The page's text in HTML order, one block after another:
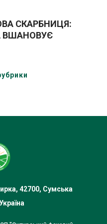
СКАРБНИЦЯ:
42700, Сумська